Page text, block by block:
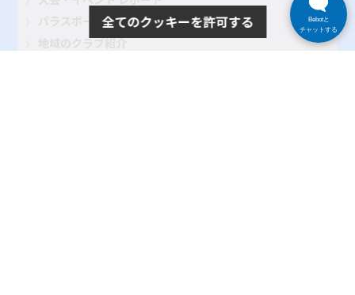
パラスポーツインタビュー
地域のクラブ紹介
全てのクッキーを許可する
Bebotと
チャットする